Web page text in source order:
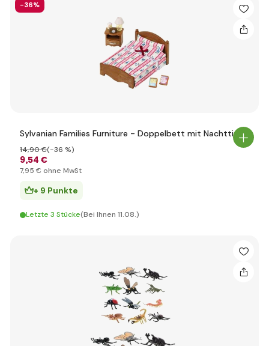
-36%
Sylvanian Families Furniture - Doppelbett mit Nachttisch
9,54 €
14,90 €(-36 %)
7,95 € ohne MwSt
+ 9 Punkte
Letzte 3 Stücke(Bei Ihnen 11.08.)